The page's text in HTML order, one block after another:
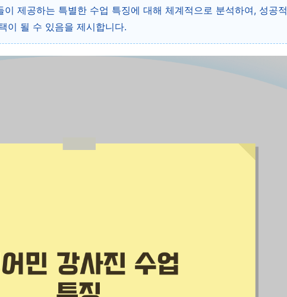
제공하는 특별한 수업 특징에 대해 체계적으로 분석하여, 성공적
이 될 수 있음을 제시합니다.